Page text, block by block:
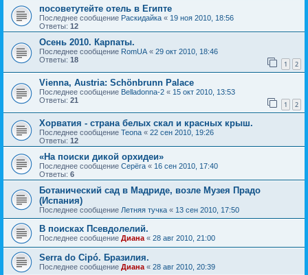
посоветутейте отель в Египте
Последнее сообщение Раскидайка « 19 ноя 2010, 18:56
Ответы: 12
Осень 2010. Карпаты.
Последнее сообщение RomUA« 29 окт 2010, 18:46
Ответы: 18 1 2
Vienna, Austria: Schönbrunn Palace
Последнее сообщение Belladonna-2 « 15 окт 2010, 13:53
Ответы: 21 1 2
Хорватия - страна белых скал и красных крыш.
Последнее сообщение Teona « 22 сен 2010, 19:26
Ответы: 12
«На поиски дикой орхидеи»
Последнее сообщение Серёга « 16 сен 2010, 17:40
Ответы: 6
Ботанический сад в Мадриде, возле Музея Прадо
(Испания)
Последнее сообщение Летняя тучка « 13 сен 2010, 17:50
В поисках Псевдолелий.
Последнее сообщение Диана « 28 авг 2010, 21:00
Serra do Cipó. Бразилия.
Последнее сообщение Диана « 28 авг 2010, 20:39